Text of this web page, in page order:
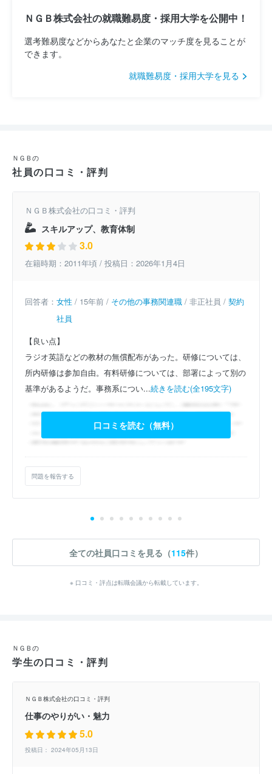
ＮＧＢ株式会社の就職難易度・採用大学を公開中！
選考難易度などからあなたと企業のマッチ度を見ることが
できます。
就職難易度・採用大学を見る
ＮＧＢの
社員の口コミ・評判
ＮＧＢ株式会社の口コミ・評判
スキルアップ、教育体制
3.0
在籍時期：2011年頃 / 投稿日：2026年1月4日
回答者： 女性 / 15年前 / その他の事務関連職 / 非正社員 / 契約
社員
【良い点】
ラジオ英語などの教材の無償配布があった。研修については、
所内研修は参加自由。有料研修については、部署によって別の
基準があるようだ。事務系につい...続きを読む(全195文字)
口コミを読む（無料）
問題を報告する
全ての社員口コミを見る（115件）
※ 口コミ・評点は転職会議から転載しています。
ＮＧＢの
学生の口コミ・評判
ＮＧＢ株式会社の口コミ・評判
仕事のやりがい・魅力
5.0
投稿日： 2024年05月13日